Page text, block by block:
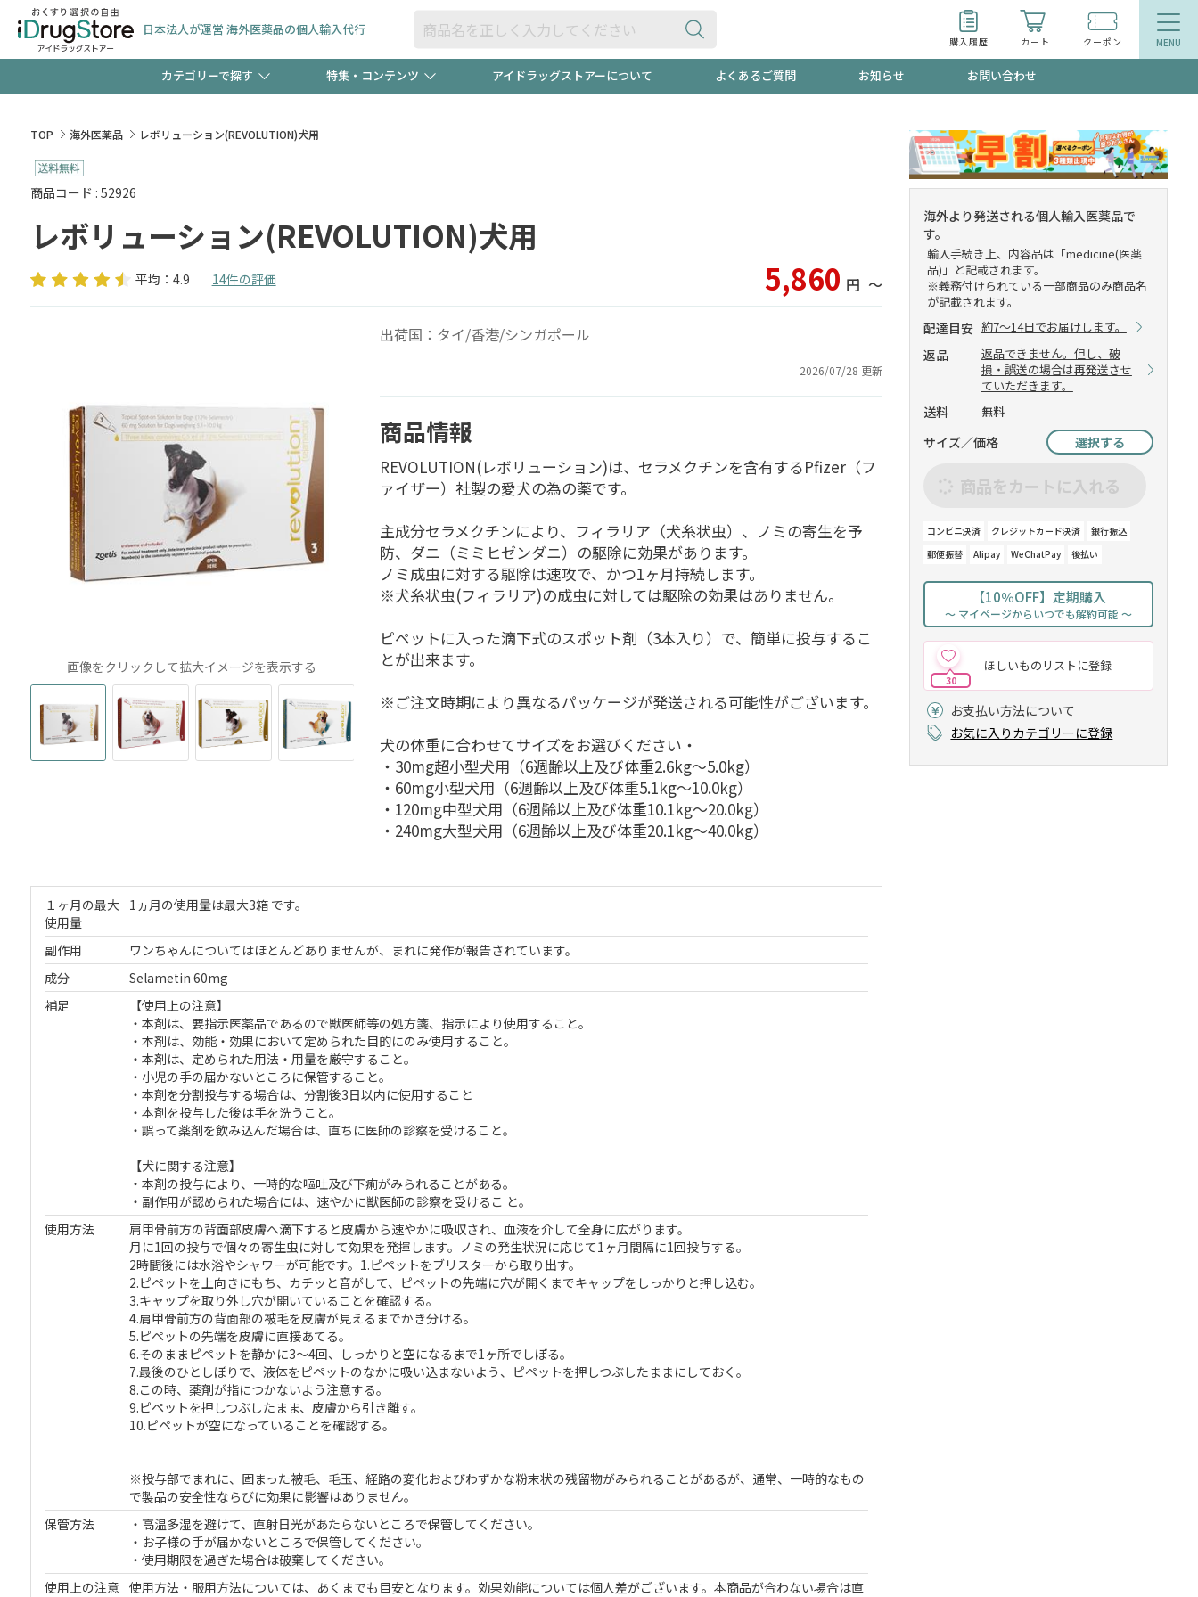
日本法人が運営 海外医薬品の個人輸入代行
購入履歴 カート クーポン
カテゴリーで探す
食品
検査キット ペット用品
特集・コンテンツ
【早割】お得なクーポン"3種類"出現中！今月のスト
極冷メントールで、夏の頭皮ストレスを完全リセッ
新規登録で！今すぐ使えるクーポンプレゼント中！！ 当店スタッフが贈る音声プログラム
友だち大募集！限定クーポンも不定期配信 今売れているものが一目でわかるランキング
アイドラッグストアーについて よくあるご質問 お知らせ お問い合わせ
TOP 海外医薬品 レボリューション(REVOLUTION)犬用
商品コード : 52926
レボリューション(REVOLUTION)犬用
平均：4.9 14件の評価 5,860 円 〜
画像をクリックして拡大イメージを表示する
出荷国：タイ/香港/シンガポール
2026/07/28 更新
商品情報
REVOLUTION(レボリューション)は、セラメクチンを含有するPfizer（フ
ァイザー）社製の愛犬の為の薬です。
主成分セラメクチンにより、フィラリア（犬糸状虫）、ノミの寄生を予
防、ダニ（ミミヒゼンダニ）の駆除に効果があります。
ノミ成虫に対する駆除は速攻で、かつ1ヶ月持続します。
※犬糸状虫(フィラリア)の成虫に対しては駆除の効果はありません。
ピペットに入った滴下式のスポット剤（3本入り）で、簡単に投与するこ
とが出来ます。
※ご注文時期により異なるパッケージが発送される可能性がございます。
犬の体重に合わせてサイズをお選びください・
・30mg超小型犬用（6週齢以上及び体重2.6kg～5.0kg）
・60mg小型犬用（6週齢以上及び体重5.1kg～10.0kg）
・120mg中型犬用（6週齢以上及び体重10.1kg～20.0kg）
・240mg大型犬用（6週齢以上及び体重20.1kg～40.0kg）
海外より発送される個人輸入医薬品で
す。
輸入手続き上、内容品は「medicine(医薬
品)」と記載されます。
※義務付けられている一部商品のみ商品名
が記載されます。
配達目安 約7～14日でお届けします。
返品
返品できません。但し、破
損・誤送の場合は再発送させ
ていただきます。
送料 無料
サイズ／価格 選択する
商品をカートに入れる
コンビニ決済 クレジットカード決済
銀行振込
郵便振替
Alipay WeChatPay 後払い
【10％OFF】定期購入
～ マイページからいつでも解約可能 ～
ほしいものリストに登録
30
お支払い方法について
お気に入りカテゴリーに登録
１ヶ月の最大
使用量
1ヵ月の使用量は最大3箱 です。
副作用
ワンちゃんについてはほとんどありませんが、まれに発作が報告されています。
成分
Selametin 60mg
補足
【使用上の注意】
・本剤は、要指示医薬品であるので獣医師等の処方箋、指示により使用すること。
・本剤は、効能・効果において定められた目的にのみ使用すること。
・本剤は、定められた用法・用量を厳守すること。
・小児の手の届かないところに保管すること。
・本剤を分割投与する場合は、分割後3日以内に使用すること
・本剤を投与した後は手を洗うこと。
・誤って薬剤を飲み込んだ場合は、直ちに医師の診察を受けること。
【犬に関する注意】
・本剤の投与により、一時的な嘔吐及び下痢がみられることがある。
・副作用が認められた場合には、速やかに獣医師の診察を受けるこ と。
使用方法
肩甲骨前方の背面部皮膚へ滴下すると皮膚から速やかに吸収され、血液を介して全身に広がります。
月に1回の投与で個々の寄生虫に対して効果を発揮します。ノミの発生状況に応じて1ヶ月間隔に1回投与する。
2時間後には水浴やシャワーが可能です。1.ピペットをブリスターから取り出す。
2.ピペットを上向きにもち、カチッと音がして、ピペットの先端に穴が開くまでキャップをしっかりと押し込む。
3.キャップを取り外し穴が開いていることを確認する。
4.肩甲骨前方の背面部の被毛を皮膚が見えるまでかき分ける。
5.ピペットの先端を皮膚に直接あてる。
6.そのままピペットを静かに3～4回、しっかりと空になるまで1ヶ所でしぼる。
7.最後のひとしぼりで、液体をピペットのなかに吸い込まないよう、ピペットを押しつぶしたままにしておく。
8.この時、薬剤が指につかないよう注意する。
9.ピペットを押しつぶしたまま、皮膚から引き離す。
10.ピペットが空になっていることを確認する。
※投与部でまれに、固まった被毛、毛玉、経路の変化およびわずかな粉末状の残留物がみられることがあるが、通常、一時的なもの
で製品の安全性ならびに効果に影響はありません。
保管方法
・高温多湿を避けて、直射日光があたらないところで保管してください。
・お子様の手が届かないところで保管してください。
・使用期限を過ぎた場合は破棄してください。
使用上の注意 使用方法・服用方法については、あくまでも目安となります。効果効能については個人差がございます。本商品が合わない場合は直